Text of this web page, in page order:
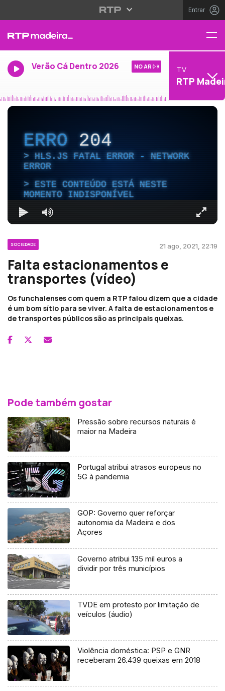
Entrar
Verão Cá Dentro 2026 NO AR TV
RTP
ERRO204
HLS.JS FATAL ERROR - NETWORK
ERROR
ESTE CONTEÚDO ESTÁ NESTE
MOMENTO INDISPONÍVEL
SOCIEDADE 21 ago, 2021, 22:19
Falta estacionamentos e
transportes (vídeo)
Os funchalenses com quem a RTP falou dizem que a cidade
é um bom sítio para se viver. A falta de estacionamentos e
de transportes públicos são as principais queixas.
Pode também gostar
Pressão sobre recursos naturais é
maior na Madeira
Portugal atribui atrasos europeus no
5G à pandemia
GOP: Governo quer reforçar
autonomia da Madeira e dos
Açores
Governo atribui 135 mil euros a
dividir por três municípios
TVDE em protesto por limitação de
veículos (áudio)
Violência doméstica: PSP e GNR
receberam 26.439 queixas em 2018